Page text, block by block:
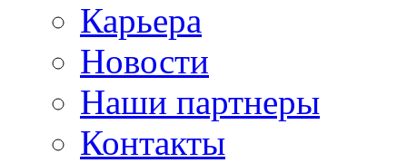
Карьера
Новости
Наши партнеры
Контакты